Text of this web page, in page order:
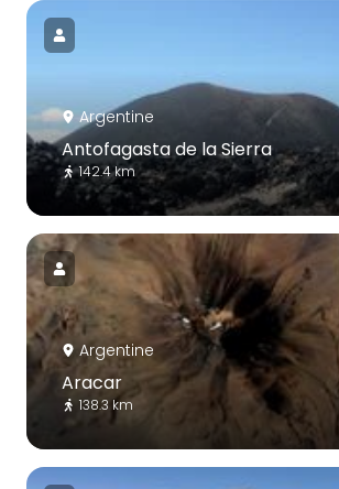
Argentine
Antofagasta de la Sierra
142.4 km
Argentine
Aracar
138.3 km